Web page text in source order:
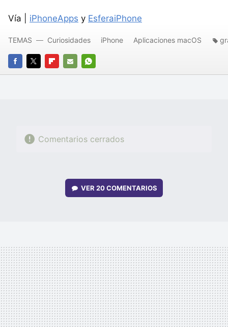
Vía | iPhoneApps y EsferaiPhone
FACEBOOK
TWITTERFLIPBOARD
E-
WHATSAPP
TEMAS Curiosidades iPhone Aplicaciones macOS
Comentarios cerrados
VER 20 COMENTARIOS